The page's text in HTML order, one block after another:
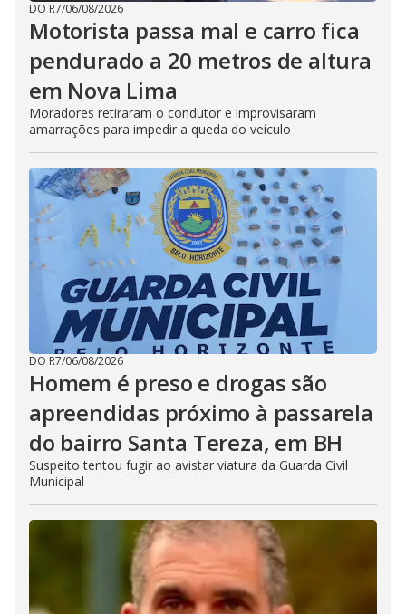
DO R7/06/08/2026
Motorista passa mal e carro fica
pendurado a 20 metros de altura
em Nova Lima
Moradores retiraram o condutor e improvisaram
amarrações para impedir a queda do veículo
DO R7/06/08/2026
Homem é preso e drogas são
apreendidas próximo à passarela
do bairro Santa Tereza, em BH
Suspeito tentou fugir ao avistar viatura da Guarda Civil
Municipal